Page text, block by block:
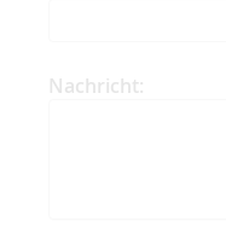
Nachricht: